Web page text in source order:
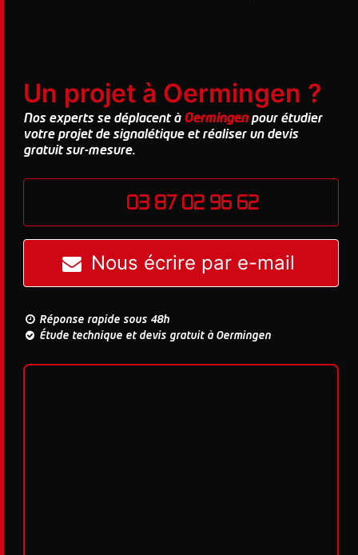
Un projet à Oermingen ?
Nos experts se déplacent à Oermingenpour étudier
votre projet de signalétique et réaliser un devis
gratuit sur-mesure.
03 87 02 96 62
Nous écrire par e-mail
Réponse rapide sous 48h
Étude technique et devis gratuit à Oermingen